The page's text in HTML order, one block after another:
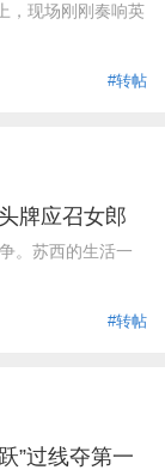
，现场刚刚奏响英
#转帖
牌应召女郎
。苏西的生活一
#转帖
”过线夺第一